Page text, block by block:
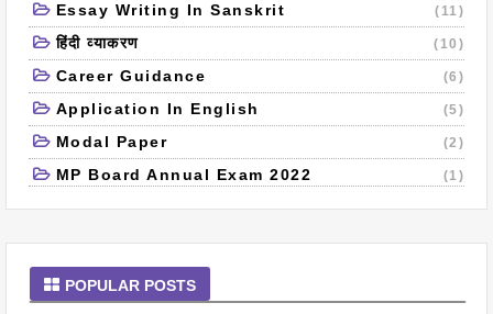
Essay Writing In Sanskrit (11)
हिंदी व्याकरण (10)
Career Guidance (6)
Application In English (5)
Modal Paper (2)
MP Board Annual Exam 2022 (1)
POPULAR POSTS